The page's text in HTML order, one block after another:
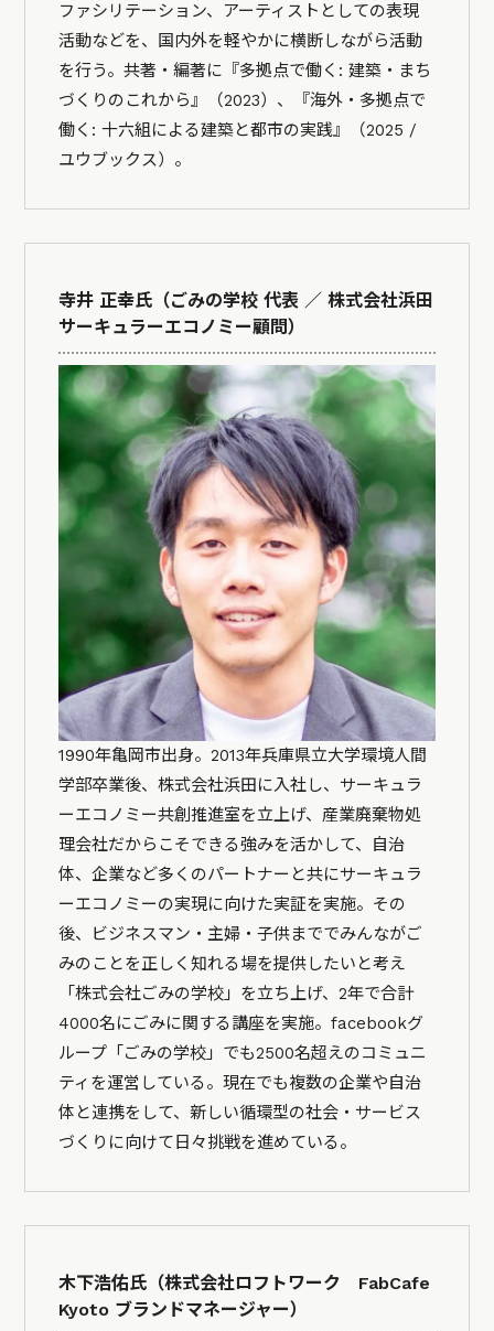
ファシリテーション、アーティストとしての表現
活動などを、国内外を軽やかに横断しながら活動
を行う。共著・編著に『多拠点で働く: 建築・まち
づくりのこれから』（2023）、『海外・多拠点で
働く: 十六組による建築と都市の実践』（2025 /
ユウブックス）。
寺井 正幸氏（ごみの学校 代表 ／ 株式会社浜田
サーキュラーエコノミー顧問）
1990年亀岡市出身。2013年兵庫県立大学環境人間
学部卒業後、株式会社浜田に入社し、サーキュラ
ーエコノミー共創推進室を立上げ、産業廃棄物処
理会社だからこそできる強みを活かして、自治
体、企業など多くのパートナーと共にサーキュラ
ーエコノミーの実現に向けた実証を実施。その
後、ビジネスマン・主婦・子供まででみんながご
みのことを正しく知れる場を提供したいと考え
「株式会社ごみの学校」を立ち上げ、2年で合計
4000名にごみに関する講座を実施。facebookグ
ループ「ごみの学校」でも2500名超えのコミュニ
ティを運営している。現在でも複数の企業や自治
体と連携をして、新しい循環型の社会・サービス
づくりに向けて日々挑戦を進めている。
木下浩佑氏（株式会社ロフトワーク FabCafe
Kyoto ブランドマネージャー）